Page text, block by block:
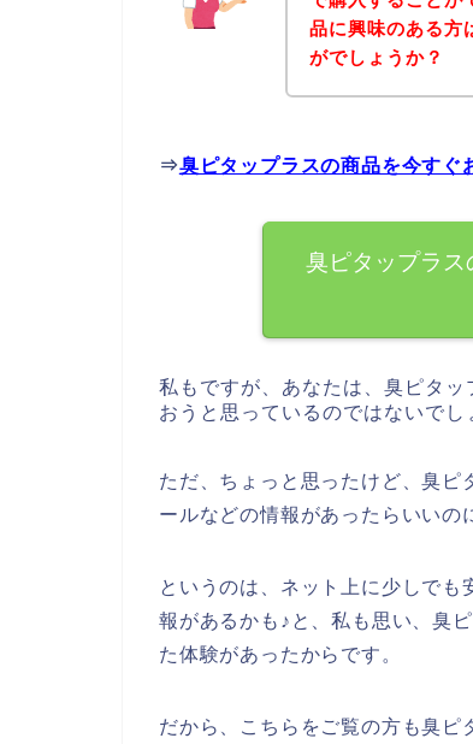
品に興味のある方
がでしょうか？
⇒臭ピタップラスの商品を今すぐ
臭ピタップラス
私もですが、あなたは、臭ピタ
おうと思っているのではないでし
ただ、ちょっと思ったけど、臭ピ
ールなどの情報があったらいいの
というのは、ネット上に少しで
報があるかも♪と、私も思い、臭
た体験があったからです。
だから、こちらをご覧の方も臭ピ